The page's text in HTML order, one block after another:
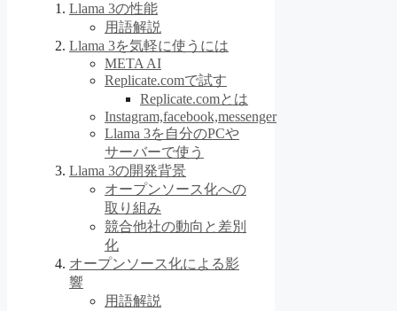
Llama 3の性能
用語解説
Llama 3を気軽に使うには
META AI
Replicate.comで試す
Replicate.comとは
Instagram,facebook,messenger
Llama 3を自分のPCや
サーバーで使う
Llama 3の開発背景
オープンソース化への
取り組み
競合他社の動向と差別
化
オープンソース化による影
響
用語解説